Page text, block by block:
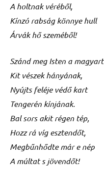
A holtnak véréből,
Kínzó rabság könnye hull
Árvák hő szeméből!
Szánd meg Isten a magyart
Kit vészek hányának,
Nyújts feléje védő kart
Tengerén kínjának.
Bal sors akit régen tép,
Hozz rá víg esztendőt,
Megbűnhődte már e nép
A múltat s jövendőt!